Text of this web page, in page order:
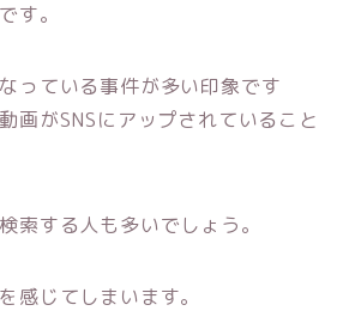
す。
っている事件が多い印象です
画がSNSにアップされていること
索する人も多いでしょう。
感じてしまいます。